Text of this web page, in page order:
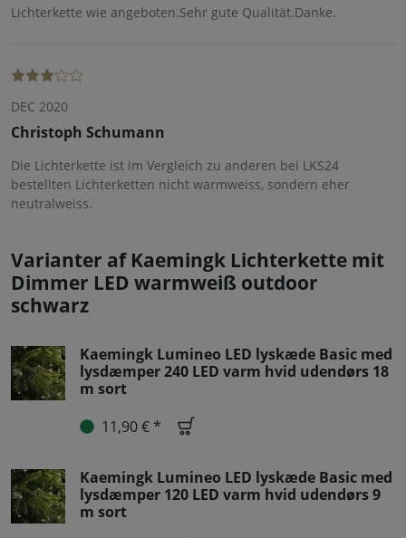
Lichterkette wie angeboten.Sehr gute Qualität.Danke.
DEC 2020
Christoph Schumann
Die Lichterkette ist im Vergleich zu anderen bei LKS24
bestellten Lichterketten nicht warmweiss, sondern eher
neutralweiss.
Varianter af Kaemingk Lichterkette mit
Dimmer LED warmweiß outdoor
schwarz
Kaemingk Lumineo LED lyskæde Basic med
lysdæmper 240 LED varm hvid udendørs 18
m sort
11,90 € *
Kaemingk Lumineo LED lyskæde Basic med
lysdæmper 120 LED varm hvid udendørs 9
m sort